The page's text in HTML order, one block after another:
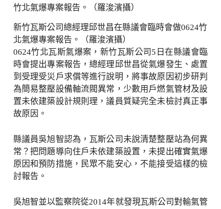
新竹瓦斯公司總經理邱世昌在縣議會臨時會做0624竹
北氣爆專案報告。（羅浚濱攝）
0624竹北瓦斯氣爆案，新竹瓦斯公司5日在縣議會臨
時會提出專案報告，總經理邱世昌從氣爆發生、處置
到受理受災戶求償等進行說明，將事故原因初步研判
為簡易整壓設備軸流閥異常，少數用戶燃氣管材及設
置未依建築設計規則理，議員質疑完全未檢討真正事
故原因。
縣議員吳旭智認為，瓦斯公司未說清楚整壓站為何異
常？把問題導向住戶未依建築設置，未提出確實氣爆
原因和預防措施，民眾不能安心，不能接受這樣的檢
討報告。
吳旭智並以監察院從2014年就發現瓦斯公司對輸氣管